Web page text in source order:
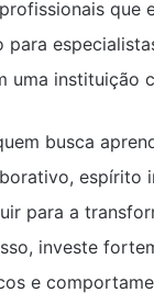
que
para
uma instituição
busca
espírito
para a
investe
e